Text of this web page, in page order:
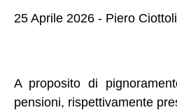
25 Aprile 2026 - Piero Ciottoli
A proposito di
pensioni, rispettivamente